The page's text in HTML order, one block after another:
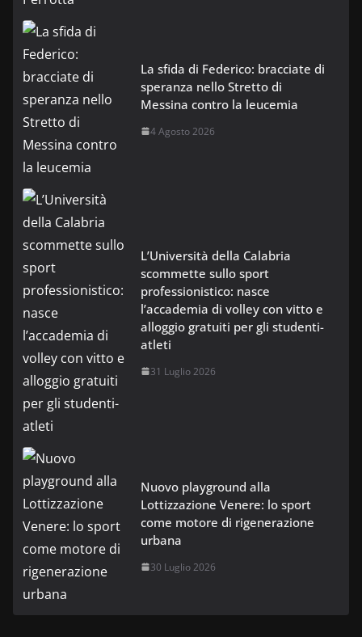
La sfida di Federico: bracciate di
speranza nello Stretto di
Messina contro la leucemia
4 Agosto 2026
L’Università della Calabria
scommette sullo sport
professionistico: nasce
l’accademia di volley con vitto e
alloggio gratuiti per gli studenti-
atleti
31 Luglio 2026
Nuovo playground alla
Lottizzazione Venere: lo sport
come motore di rigenerazione
urbana
30 Luglio 2026